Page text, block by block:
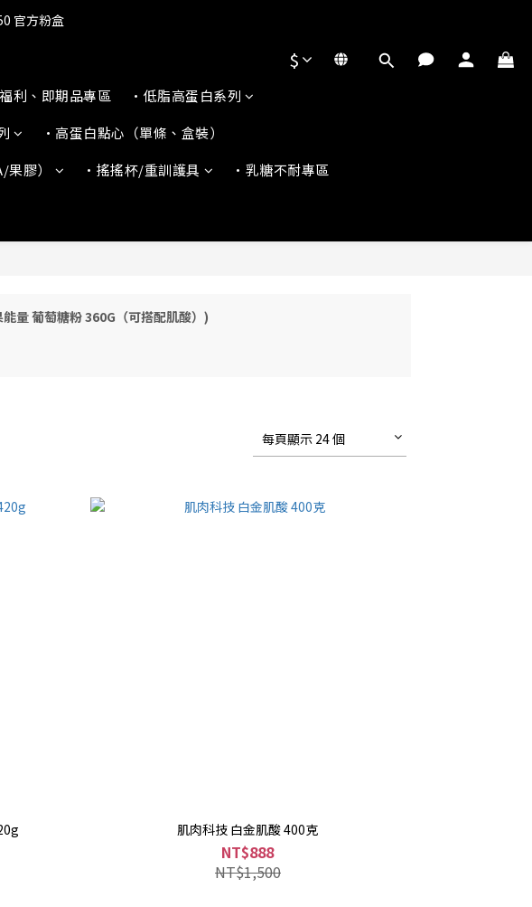
物金+點數‼️
官方粉盒
物金+點數‼️
$
利、即期品專區
•低脂高蛋白系列
•高蛋白點心（單條、盒裝）
膠） •搖搖杯/重訓護具
•乳糖不耐專區
量 葡萄糖粉 360G（可搭配肌酸）)
每頁顯示 24 個
肌肉科技 白金肌酸 400克
NT$888
NT$1,500